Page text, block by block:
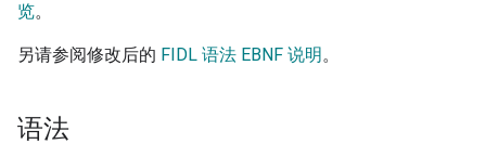
览。
另请参阅修改后的 FIDL 语法 EBNF 说明。
语法